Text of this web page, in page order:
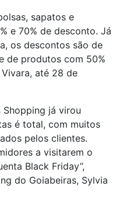
sapatos e
e 70% de desconto. Já
os descontos são de
de produtos com 50%
até 28 de
Shopping já virou
é total, com muitos
pelos clientes.
a visitarem o
Black Friday”,
do Goiabeiras, Sylvia